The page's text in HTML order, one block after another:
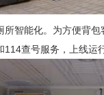
能化。为方便背包
查号服务，上线运